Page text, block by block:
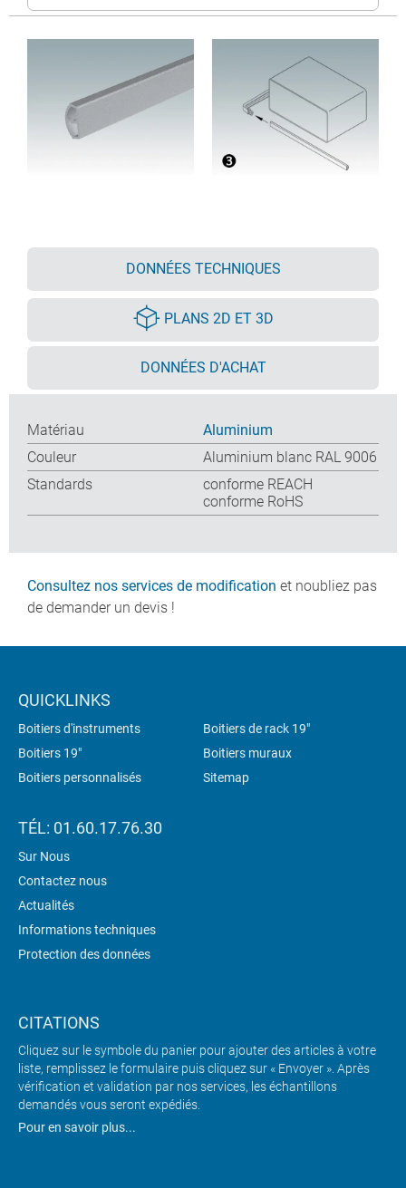
DONNÉES TECHNIQUES
PLANS 2D ET 3D
DONNÉES D'ACHAT
Matériau
Aluminium
Couleur
Aluminium blanc RAL 9006
Standards
conforme REACH
conforme RoHS
Consultez nos services de modification et noubliez pas
de demander un devis !
QUICKLINKS
Boitiers d'instruments
Boitiers de rack 19"
Boitiers 19"
Boitiers muraux
Boitiers personnalisés
Sitemap
TÉL: 01.60.17.76.30
Sur Nous
Contactez nous
Actualités
Informations techniques
Protection des données
CITATIONS
Cliquez sur le symbole du panier pour ajouter des articles à votre
liste, remplissez le formulaire puis cliquez sur « Envoyer ». Après
vérification et validation par nos services, les échantillons
demandés vous seront expédiés.
Pour en savoir plus...